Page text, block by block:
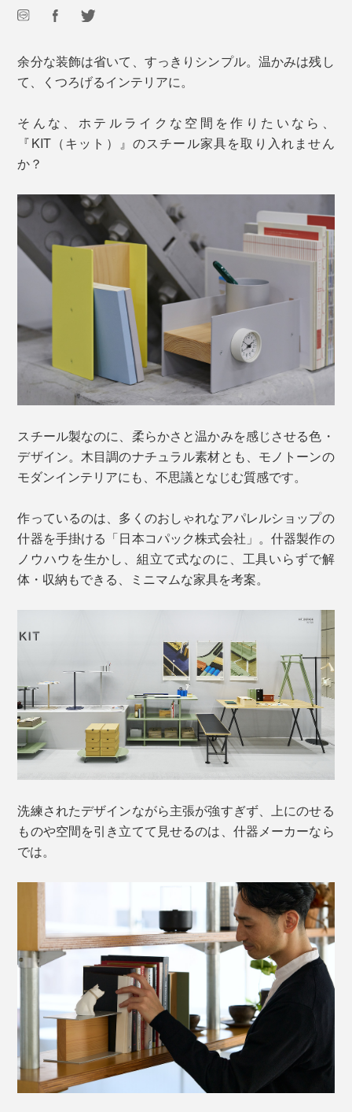
余分な装飾は省いて、すっきりシンプル。温かみは残し
て、くつろげるインテリアに。
そんな、ホテルライクな空間を作りたいなら、
『KIT（キット）』のスチール家具を取り入れません
か？
スチール製なのに、柔らかさと温かみを感じさせる色・
デザイン。木目調のナチュラル素材とも、モノトーンの
モダンインテリアにも、不思議となじむ質感です。
作っているのは、多くのおしゃれなアパレルショップの
什器を手掛ける「日本コパック株式会社」。什器製作の
ノウハウを生かし、組立て式なのに、工具いらずで解
体・収納もできる、ミニマムな家具を考案。
洗練されたデザインながら主張が強すぎず、上にのせる
ものや空間を引き立てて見せるのは、什器メーカーなら
では。